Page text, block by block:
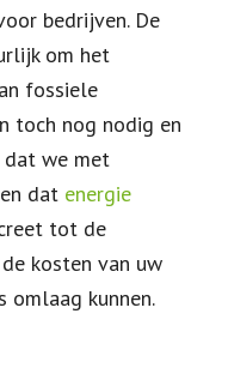
bedrijven. De
om het
fossiele
toch nog nodig en
we met
dat energie
tot de
kosten van uw
omlaag kunnen.